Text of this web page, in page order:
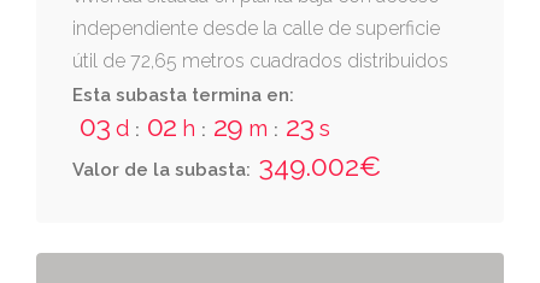
independiente desde la calle de superficie
útil de 72,65 metros cuadrados distribuidos
en diferentes dependencias y servicios. tiene
como anejo inserparable de uso privativo una
terraza con una superficie de 63,89 metros
Esta subasta termina en:
03 d : 02 h : 29 m : 22 s
Valor de la subasta: 349.002€